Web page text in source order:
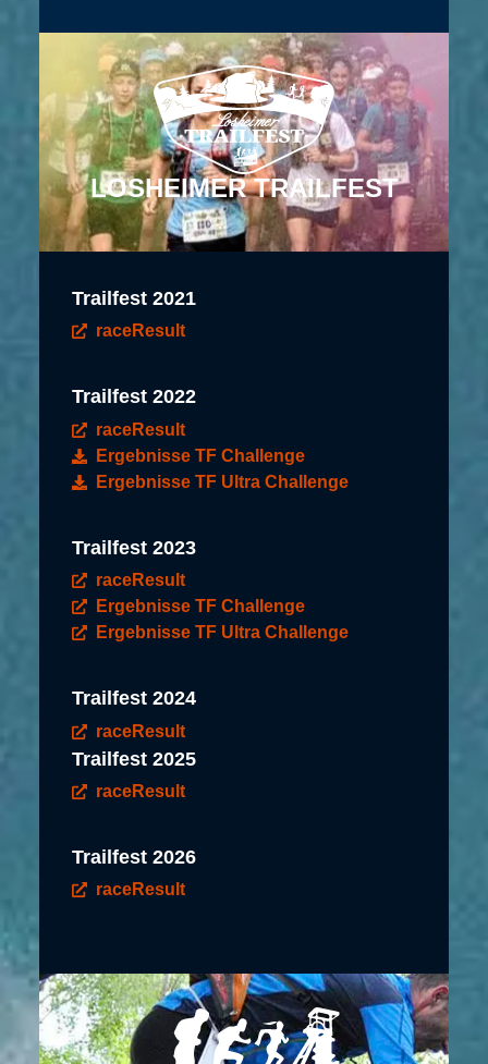
LOSHEIMER TRAILFEST
Trailfest 2021
raceResult
Trailfest 2022
raceResult
Ergebnisse TF Challenge
Ergebnisse TF Ultra Challenge
Trailfest 2023
raceResult
Ergebnisse TF Challenge
Ergebnisse TF Ultra Challenge
Trailfest 2024
raceResult
Trailfest 2025
raceResult
Trailfest 2026
raceResult